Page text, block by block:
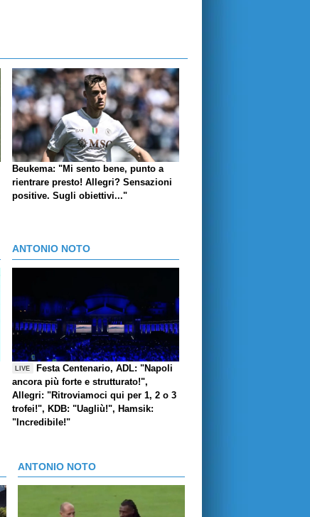
Beukema: "Mi sento bene, punto a
rientrare presto! Allegri? Sensazioni
positive. Sugli obiettivi..."
ANTONIO NOTO
LIVE
Festa Centenario, ADL: "Napoli
ancora più forte e strutturato!",
Allegri: "Ritroviamoci qui per 1, 2 o 3
trofei!", KDB: "Uagliù!", Hamsik:
"Incredibile!"
ANTONIO NOTO